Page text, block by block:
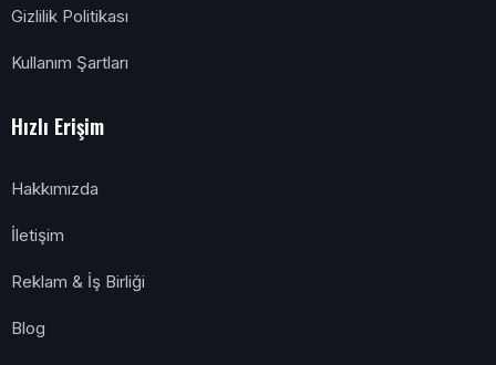
Gizlilik Politikası
Kullanım Şartları
Hızlı Erişim
Hakkımızda
İletişim
Reklam & İş Birliği
Blog